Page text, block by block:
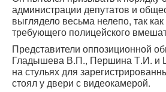
администрации депутатов и
выглядело весьма нелепо, так
требующего полицейского
Представители оппозиционной
Гладышева В.П., Першина Т.И. и
на стульях для
стоял у двери с видеокамерой.